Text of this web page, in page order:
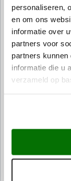
personaliseren,
en om ons
informatie over
partners voor
partners
informatie die u
verzameld op
Kleur zink